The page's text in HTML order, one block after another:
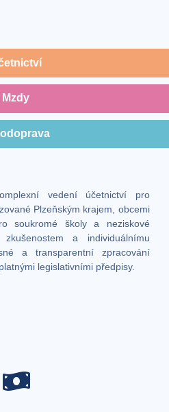
Mzdy
vedení účetnictví pro
Plzeňským krajem, obcemi
soukromé školy a neziskové
a individuálnímu
a transparentní zpracování
legislativními předpisy.